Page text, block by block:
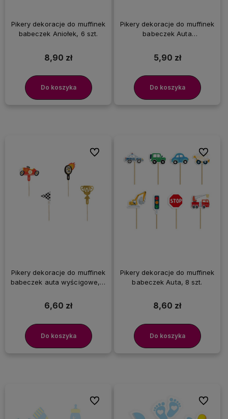
Pikery dekoracje do muffinek
babeczek Aniołek, 6 szt.
8,90 zł
Do koszyka
Pikery dekoracje do muffinek
babeczek Auta
5,90 zł
Do koszyka
Pikery dekoracje do muffinek
babeczek auta wyścigowe, 4
6,60 zł
Do koszyka
Do ulubionych
Pikery dekoracje do muffinek
babeczek Auta, 8 szt.
8,60 zł
Do koszyka
Do
Do ulubionych Do